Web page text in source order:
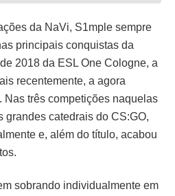
da NaVi, S1mple sempre
principais conquistas da
2018 da ESL One Cologne, a
recentemente, a agora
Nas três competições naquelas
grandes catedrais do CS:GO,
e, além do título, acabou
sobrando individualmente em